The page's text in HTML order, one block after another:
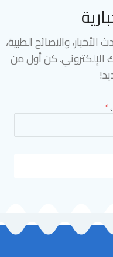
والنصائح الطبية،
الإلكتروني. كن أول من
*